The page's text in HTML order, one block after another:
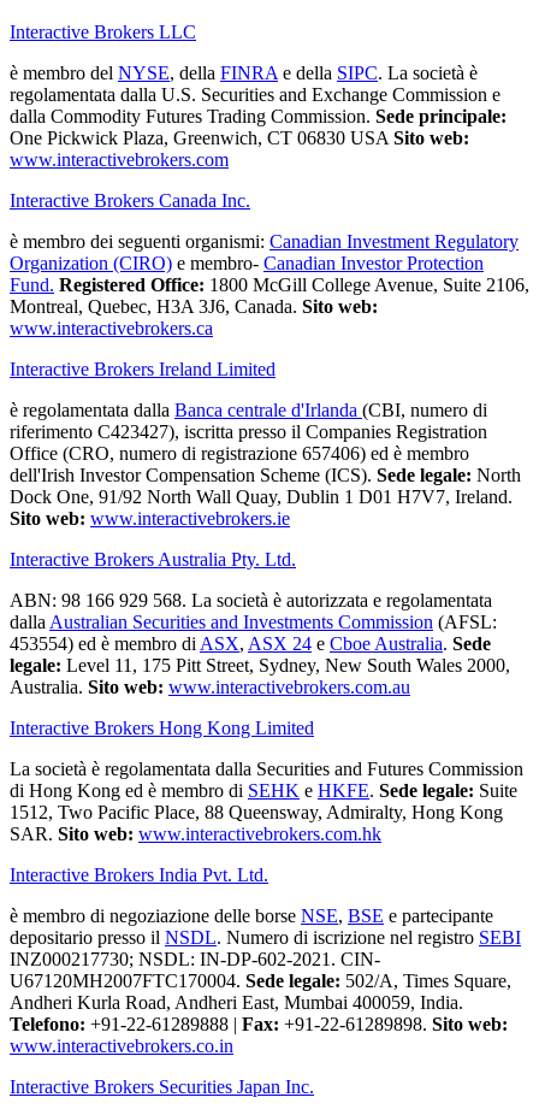
Interactive Brokers LLC
è membro del NYSE, della FINRA e della SIPC. La società è
regolamentata dalla U.S. Securities and Exchange Commission e
dalla Commodity Futures Trading Commission. Sede principale:
One Pickwick Plaza, Greenwich, CT 06830 USA Sito web:
www.interactivebrokers.com
Interactive Brokers Canada Inc.
è membro dei seguenti organismi: Canadian Investment Regulatory
Organization (CIRO) e membro- Canadian Investor Protection
Fund. Registered Office: 1800 McGill College Avenue, Suite 2106,
Montreal, Quebec, H3A 3J6, Canada. Sito web:
www.interactivebrokers.ca
Interactive Brokers Ireland Limited
è regolamentata dalla Banca centrale d'Irlanda (CBI, numero di
riferimento C423427), iscritta presso il Companies Registration
Office (CRO, numero di registrazione 657406) ed è membro
dell'Irish Investor Compensation Scheme (ICS). Sede legale: North
Dock One, 91/92 North Wall Quay, Dublin 1 D01 H7V7, Ireland.
Sito web: www.interactivebrokers.ie
Interactive Brokers Australia Pty. Ltd.
ABN: 98 166 929 568. La società è autorizzata e regolamentata
dalla Australian Securities and Investments Commission (AFSL:
453554) ed è membro di ASX, ASX 24 e Cboe Australia. Sede
legale: Level 11, 175 Pitt Street, Sydney, New South Wales 2000,
Australia. Sito web: www.interactivebrokers.com.au
Interactive Brokers Hong Kong Limited
La società è regolamentata dalla Securities and Futures Commission
di Hong Kong ed è membro di SEHK e HKFE. Sede legale: Suite
1512, Two Pacific Place, 88 Queensway, Admiralty, Hong Kong
SAR. Sito web: www.interactivebrokers.com.hk
Interactive Brokers India Pvt. Ltd.
è membro di negoziazione delle borse NSE, BSE e partecipante
depositario presso il NSDL. Numero di iscrizione nel registro SEBI
INZ000217730; NSDL: IN-DP-602-2021. CIN-
U67120MH2007FTC170004. Sede legale: 502/A, Times Square,
Andheri Kurla Road, Andheri East, Mumbai 400059, India.
Telefono: +91-22-61289888 | Fax: +91-22-61289898. Sito web:
www.interactivebrokers.co.in
Interactive Brokers Securities Japan Inc.